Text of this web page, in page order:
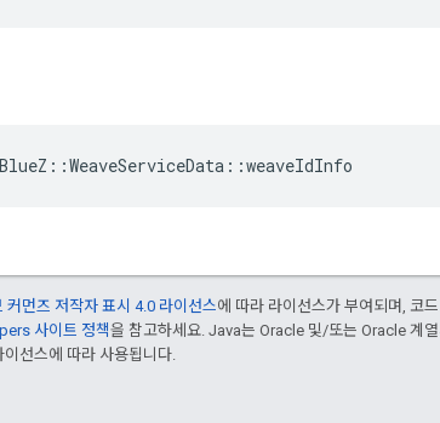
커먼즈 저작자 표시 4.0 라이선스에 따라 라이선스가 부여되며, 코
사이트 정책을 참고하세요. Java는 Oracle 및/또는 Oracle 계
선스에 따라 사용됩니다.